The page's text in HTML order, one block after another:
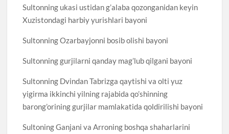
Sultonning ukasi ustidan g’alaba qozonganidan keyin
Xuzistondagi harbiy yurishlari bayoni
Sultonning Ozarbayjonni bosib olishi bayoni
Sultonning gurjilarni qanday mag’lub qilgani bayoni
Sultonning Dvindan Tabrizga qaytishi va olti yuz
yigirma ikkinchi yilning rajabida qo’shinning
barong’orining gurjilar mamlakatida qoldirilishi bayoni
Sultoning Ganjani va Arroning boshqa shaharlarini